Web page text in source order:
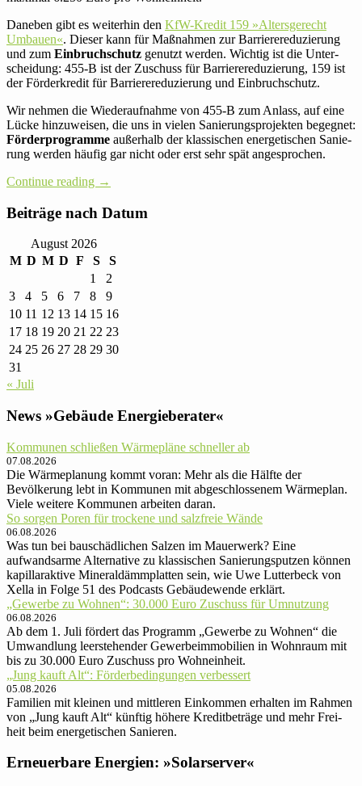
Daneben gibt es wei­terhin den KfW-Kredit 159 »Alters­ge­recht
Umbauen«. Dieser kann für Maß­nahmen zur Bar­rie­re­redu­zie­rung
und zum Ein­bruch­schutz genutzt werden. Wichtig ist die Unter­
schei­dung: 455‑B ist der Zuschuss für Bar­rie­re­redu­zie­rung, 159 ist
der För­der­kredit für Bar­rie­re­redu­zie­rung und Einbruchschutz.
Wir nehmen die Wie­der­auf­nahme von 455‑B zum Anlass, auf eine
Lücke hin­zu­weisen, die uns in vielen Sanie­rungs­pro­jekten begegnet:
För­der­pro­gramme außer­halb der klas­si­schen ener­ge­ti­schen Sanie­
rung werden häufig gar nicht oder erst sehr spät angesprochen.
Con­tinue reading →
Bei­träge nach Datum
August 2026
M D M D F S
S
1
2
3
4 5 6 7 8
9
10 11 12 13 14 15 16
17 18 19 20 21 22 23
24 25 26 27 28 29 30
31
« Juli
News »Gebäude Energieberater«
Kommunen schließen Wärmepläne schneller ab
07.08.2026
Die Wärmeplanung kommt voran: Mehr als die Hälfte der
Bevölkerung lebt in Kommunen mit abgeschlossenem Wärmeplan.
Viele weitere Kommunen arbeiten daran.
So sorgen Poren für trockene und salzfreie Wände
06.08.2026
Was tun bei bauschädlichen Salzen im Mauerwerk? Eine
aufwandsarme Alternative zu klassischen Sanierungsputzen können
kapillaraktive Mineraldämmplatten sein, wie Uwe Lutterbeck von
Xella in Folge 51 des Podcasts Gebäudewende erklärt.
„Gewerbe zu Wohnen“: 30.000 Euro Zu­schuss für Um­nut­zung
06.08.2026
Ab dem 1. Juli fördert das Programm „Gewerbe zu Wohnen“ die
Umwandlung leerstehender Gewerbeimmobilien in Wohnraum mit
bis zu 30.000 Euro Zuschuss pro Wohneinheit.
„Jung kauft Alt“: Förder­be­din­gun­gen ver­bessert
05.08.2026
Familien mit kleinen und mittle­ren Ein­kom­men er­hal­ten im Rah­men
von „Jung kauft Alt“ künftig höhere Kredit­be­träge und mehr Frei­
heit beim ener­ge­ti­schen Sanieren.
Erneuerbare Energien: »Solarserver«